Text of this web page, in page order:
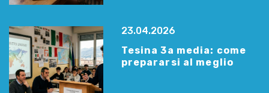
23.04.2026
Tesina 3a media: come
prepararsi al meglio